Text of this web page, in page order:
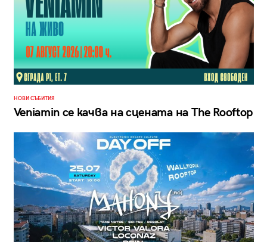
НОВИ СЪБИТИЯ
Veniamin се качва на сцената на The Rooftop